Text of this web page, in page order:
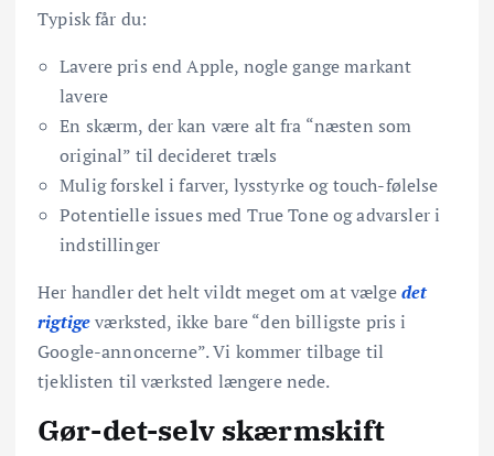
Typisk får du:
Lavere pris end Apple, nogle gange markant
lavere
En skærm, der kan være alt fra “næsten som
original” til decideret træls
Mulig forskel i farver, lysstyrke og touch-følelse
Potentielle issues med True Tone og advarsler i
indstillinger
Her handler det helt vildt meget om at vælgedet
rigtigeværksted, ikke bare “den billigste pris i
Google-annoncerne”. Vi kommer tilbage til
tjeklisten til værksted længere nede.
Gør-det-selv skærmskift